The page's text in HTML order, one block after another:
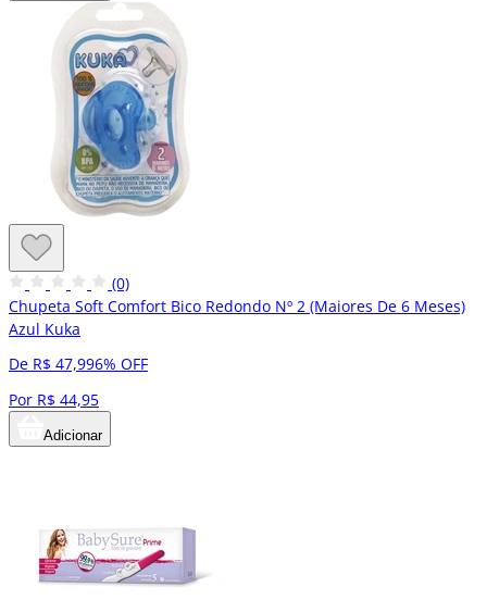
(0)
Chupeta Soft Comfort Bico Redondo Nº 2 (Maiores De 6 Meses)
Azul Kuka
De R$ 47,996% OFF
Por R$ 44,95
Adicionar